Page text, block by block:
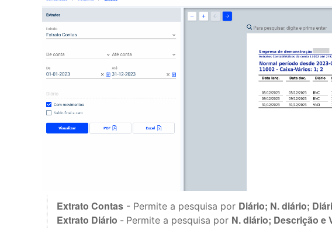
Extrato Contas - Permite a pesquisa por Diário; N. diário;
Extrato Diário - Permite a pesquisa por N. diário; Descrição e